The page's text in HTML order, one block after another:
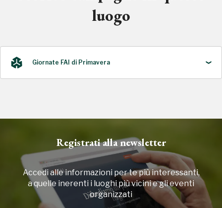
luogo
Giornate FAI di Primavera
Registrati alla newsletter
Accedi alle informazioni per te più interessanti,
a quelle inerenti i luoghi più vicini e gli eventi
organizzati